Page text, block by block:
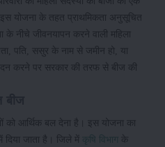
इस योजना के तहत प्राथमिकता अनुसूचित
के नीचे जीवनयापन करने वाली महिला
पति, ससुर के नाम से जमीन हो, या
करने पर सरकार की तरफ से बीज की
को आर्थिक बल देना है। इस योजना का
जाता है। जिले में
कृषि विभाग
के